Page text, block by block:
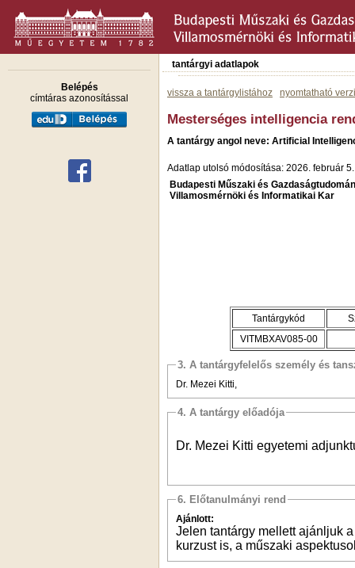
Belépés
címtáras azonosítással
tantárgyi adatlapok
vissza a tantárgylistához nyomtatható
Mesterséges intelligencia
A tantárgy angol neve: Artificial
Adatlap utolsó módosítása: 2026. február 5.
Budapesti Műszaki és
Villamosmérnöki és Informatikai Kar
Tantárgykód
VITMBXAV085-00
3. A tantárgyfelelős személy és
Dr. Mezei Kitti,
4. A tantárgy előadója
Dr. Mezei Kitti egyetemi
6. Előtanulmányi rend
Ajánlott:
Jelen tantárgy mellett ajánljuk
kurzust is, a műszaki